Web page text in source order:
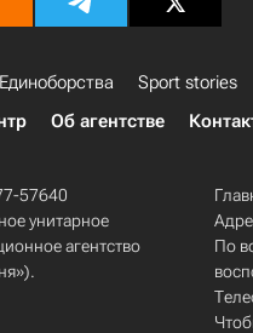
Единоборства Sport stories
Об агентстве
57640
унитарное
агентство
По